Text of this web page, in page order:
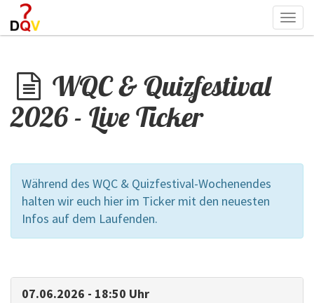
WQC & Quizfestival
2026 - Live Ticker
Während des WQC & Quizfestival-Wochenendes
halten wir euch hier im Ticker mit den neuesten
Infos auf dem Laufenden.
07.06.2026 - 18:50 Uhr